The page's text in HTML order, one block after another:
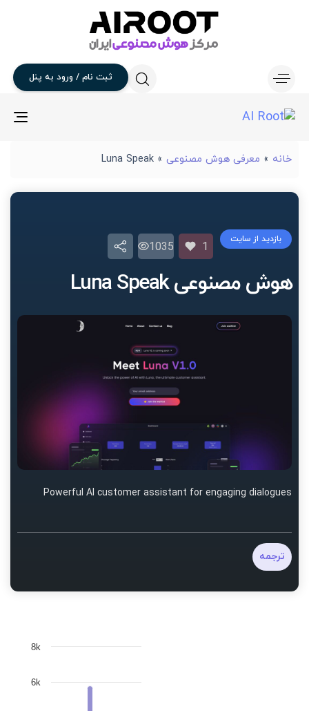
ثبت نام / ورود به پنل
خانه » معرفی هوش مصنوعی »
Luna Speak
هوش مصنوعی Luna Speak
بازدید از سایت
1
1035
Powerful AI customer assistant for engaging dialogues
ترجمه
6k
8k